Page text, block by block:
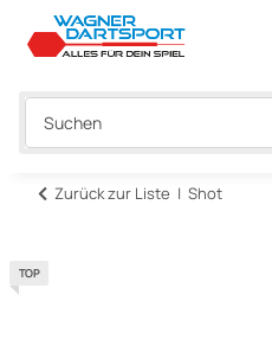
Zurück zur Liste Shot
TOP